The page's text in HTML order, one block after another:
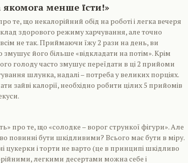
якомога менше їсти!»
те, що некалорійний обід на роботі і легка вечеря
здорового режиму харчування, але точно
не так. Приймаючи їжу 2 рази на день, ви
змушує його більше «відкладати на потім». Крім
голоду часто змушує переїдати в ці 2 прийоми
шлунка, надалі – потреба у великих порціях.
зайві калорії, необхідно робити цілих 5 прийомів
про те, що «солодке – ворог стрункої фігури». Але
повинні бути шкідливими? Всього має бути в міру.
цукерки і торти не варто (це в принципі шкідливо
легкими десертами можна себе і